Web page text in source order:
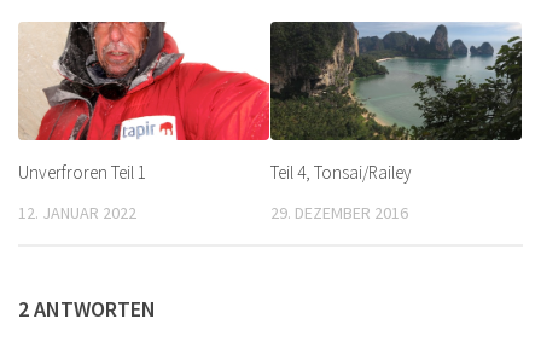
Unverfroren Teil 1
12. JANUAR 2022
Teil 4, Tonsai/Railey
29. DEZEMBER 2016
2 ANTWORTEN